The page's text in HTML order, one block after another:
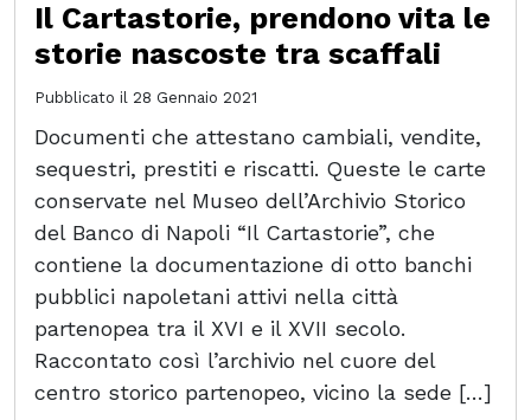
Il Cartastorie, prendono vita le
storie nascoste tra scaffali
Pubblicato il 28 Gennaio 2021
Documenti che attestano cambiali, vendite,
sequestri, prestiti e riscatti. Queste le carte
conservate nel Museo dell’Archivio Storico
del Banco di Napoli “Il Cartastorie”, che
contiene la documentazione di otto banchi
pubblici napoletani attivi nella città
partenopea tra il XVI e il XVII secolo.
Raccontato così l’archivio nel cuore del
centro storico partenopeo, vicino la sede […]